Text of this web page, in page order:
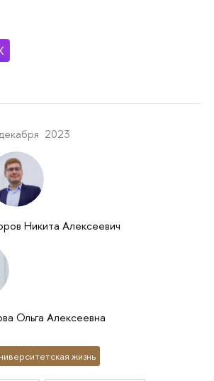
2023
Никита Алексеевич
Ольга Алексеевна
жизнь